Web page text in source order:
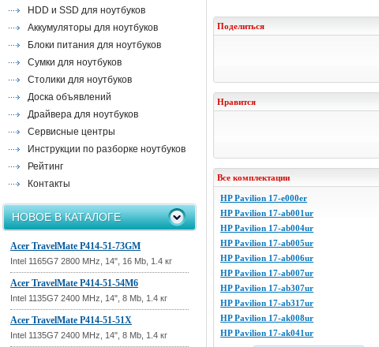
HDD и SSD для ноутбуков
Аккумуляторы для ноутбуков
Блоки питания для ноутбуков
Сумки для ноутбуков
Столики для ноутбуков
Доска объявлений
Драйвера для ноутбуков
Сервисные центры
Инструкции по разборке ноутбуков
Рейтинг
Контакты
НОВОЕ В КАТАЛОГЕ
Acer TravelMate P414-51-73GM
Intel 1165G7 2800 MHz, 14", 16 Mb, 1.4 кг
Acer TravelMate P414-51-54M6
Intel 1135G7 2400 MHz, 14", 8 Mb, 1.4 кг
Acer TravelMate P414-51-51X
Intel 1135G7 2400 MHz, 14", 8 Mb, 1.4 кг
Поделиться
Нравится
Все комплектации
HP Pavilion 17-e000er
HP Pavilion 17-ab001ur
HP Pavilion 17-ab004ur
HP Pavilion 17-ab005ur
HP Pavilion 17-ab006ur
HP Pavilion 17-ab007ur
HP Pavilion 17-ab307ur
HP Pavilion 17-ab317ur
HP Pavilion 17-ak008ur
HP Pavilion 17-ak041ur